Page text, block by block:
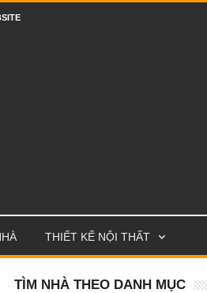
THIẾT KẾ NỘI THẤT
TÌM NHÀ THEO DANH MỤC